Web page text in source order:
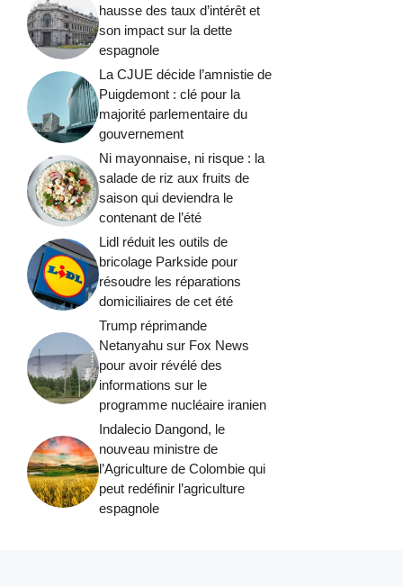
hausse des taux d’intérêt et
son impact sur la dette
espagnole
La CJUE décide l’amnistie de
Puigdemont : clé pour la
majorité parlementaire du
gouvernement
Ni mayonnaise, ni risque : la
salade de riz aux fruits de
saison qui deviendra le
contenant de l’été
Lidl réduit les outils de
bricolage Parkside pour
résoudre les réparations
domiciliaires de cet été
Trump réprimande
Netanyahu sur Fox News
pour avoir révélé des
informations sur le
programme nucléaire iranien
Indalecio Dangond, le
nouveau ministre de
l’Agriculture de Colombie qui
peut redéfinir l’agriculture
espagnole